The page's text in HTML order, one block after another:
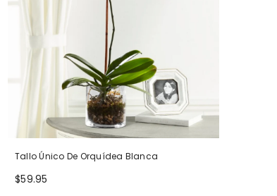
Tallo Único De Orquídea Blanca
$59.95